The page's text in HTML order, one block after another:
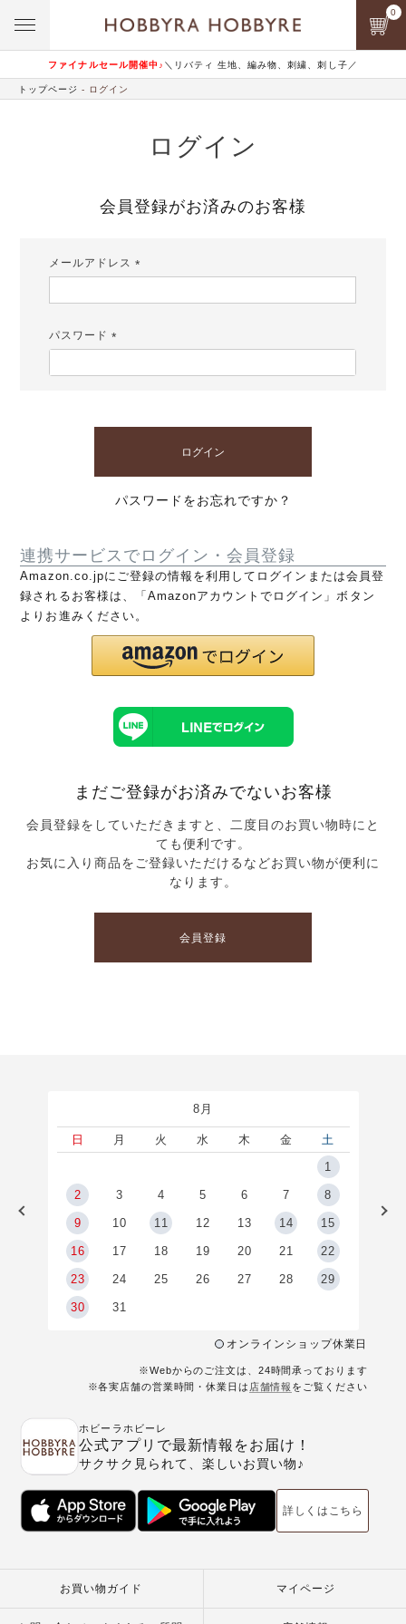
ファイナルセール開催中♪ ＼リバティ 生地、編み物、刺繍、刺し子／
0
トップページ ログイン
ログイン
会員登録がお済みのお客様
メールアドレス
パスワード
ログイン
パスワードをお忘れですか？
連携サービスでログイン・会員登録
Amazon.co.jpにご登録の情報を利用してログインまたは会員登
録されるお客様は、「Amazonアカウントでログイン」ボタン
よりお進みください。
まだご登録がお済みでないお客様
会員登録をしていただきますと、二度目のお買い物時にと
ても便利です。
お気に入り商品をご登録いただけるなどお買い物が便利に
なります。
会員登録
8月
日 月 火 水 木 金
土
1
2 3 4 5 6 7 8
9 10 11 12 13 14 15
16 17 18 19 20 21 22
23 24 25 26 27 28 29
30 31
オンラインショップ休業日
※Webからのご注文は、24時間承っております
※各実店舗の営業時間・休業日は 店舗情報 をご覧ください
ホビーラホビーレ
公式アプリで最新情報をお届け！
サクサク見られて、楽しいお買い物♪
詳しくはこちら
お買い物ガイド マイページ